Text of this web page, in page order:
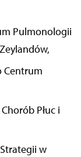
Pulmonologii
Centrum
Płuc i
w